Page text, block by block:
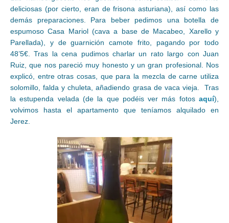
deliciosas (por cierto, eran de frisona asturiana), así como las
demás preparaciones. Para beber pedimos una botella de
espumoso Casa Mariol (cava a base de Macabeo, Xarello y
Parellada), y de guarnición camote frito, pagando por todo
48’5€. Tras la cena pudimos charlar un rato largo con Juan
Ruiz, que nos pareció muy honesto y un gran profesional. Nos
explicó, entre otras cosas, que para la mezcla de carne utiliza
solomillo, falda y chuleta, añadiendo grasa de vaca vieja. Tras
la estupenda velada (de la que podéis ver más fotos aquí),
volvimos hasta el apartamento que teníamos alquilado en
Jerez.